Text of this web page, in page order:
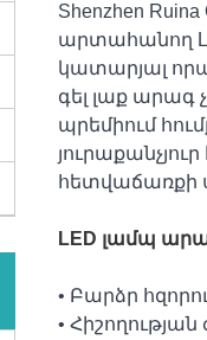
Shenzhen
արտահանող
կատարյալ
գել լաք արագ
պրեմիում
հետվաճառքի
LED լամպ
• Բարձր
•